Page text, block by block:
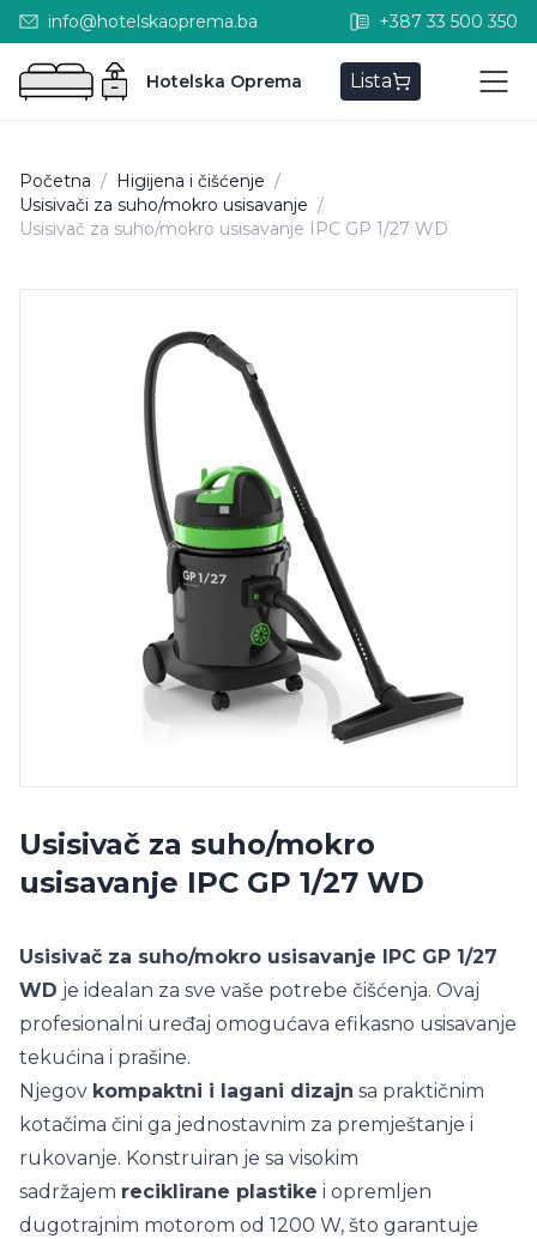
info@hotelskaoprema.ba +387 33 500 350
Hotelska Oprema Lista
Početna / Higijena i čišćenje /
Usisivači za suho/mokro usisavanje /
Usisivač za suho/mokro usisavanje IPC GP 1/27 WD
Usisivač za suho/mokro
usisavanje IPC GP 1/27 WD
Usisivač za suho/mokro usisavanje IPC GP 1/27
WD je idealan za sve vaše potrebe čišćenja. Ovaj
profesionalni uređaj omogućava efikasno usisavanje
tekućina i prašine.
Njegov kompaktni i lagani dizajn sa praktičnim
kotačima čini ga jednostavnim za premještanje i
rukovanje. Konstruiran je sa visokim
sadržajem reciklirane plastike i opremljen
dugotrajnim motorom od 1200 W, što garantuje